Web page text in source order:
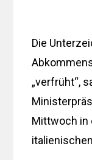
Die
„verfrüht“,
Mittwoch in